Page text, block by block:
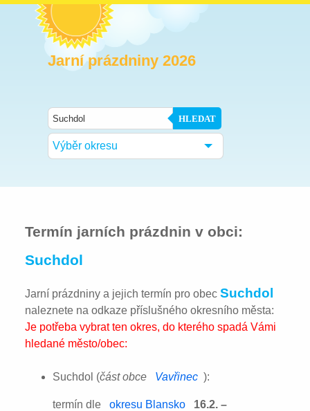
Jarní prázdniny 2026
HLEDAT
Výběr okresu
Termín jarních prázdnin v obci:
Suchdol
Jarní prázdniny a jejich termín pro obecSuchdol
naleznete na odkaze příslušného okresního města:
Je potřeba vybrat ten okres, do kterého spadá Vámi
hledané město/obec:
Suchdol (část obce Vavřinec ):
termín dle okresu Blansko
16.2. –